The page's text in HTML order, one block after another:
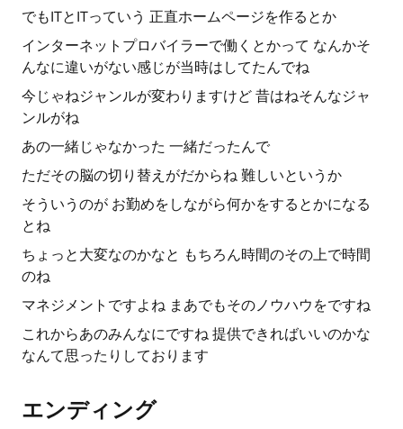
でもITとITっていう 正直ホームページを作るとか
インターネットプロバイラーで働くとかって なんかそ
んなに違いがない感じが当時はしてたんでね
今じゃねジャンルが変わりますけど 昔はねそんなジャ
ンルがね
あの一緒じゃなかった 一緒だったんで
ただその脳の切り替えがだからね 難しいというか
そういうのが お勤めをしながら何かをするとかになる
とね
ちょっと大変なのかなと もちろん時間のその上で時間
のね
マネジメントですよね まあでもそのノウハウをですね
これからあのみんなにですね 提供できればいいのかな
なんて思ったりしております
エンディング